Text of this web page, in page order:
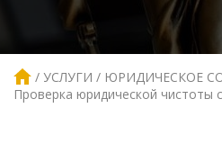
УСЛУГИ
ЮРИДИЧЕСКОЕ
Проверка юридической чистоты